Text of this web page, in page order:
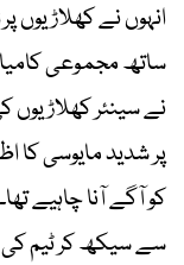
انہوں نے کھلاڑیوں
ساتھ مجموعی
نے سینئر کھلاڑیوں
پر شدید مایوسی کا
کو آگے آنا چاہیے
سے سیکھ کر ٹیم کی